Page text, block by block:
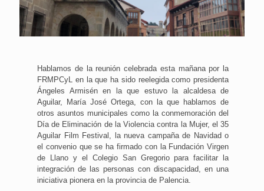
Hablamos de la reunión celebrada esta mañana por la
FRMPCyL en la que ha sido reelegida como presidenta
Ángeles Armisén en la que estuvo la alcaldesa de
Aguilar, María José Ortega, con la que hablamos de
otros asuntos municipales como la conmemoración del
Día de Eliminación de la Violencia contra la Mujer, el 35
Aguilar Film Festival, la nueva campaña de Navidad o
el convenio que se ha firmado con la Fundación Virgen
de Llano y el Colegio San Gregorio para facilitar la
integración de las personas con discapacidad, en una
iniciativa pionera en la provincia de Palencia.